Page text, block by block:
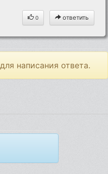
0 ответить
написания ответа.